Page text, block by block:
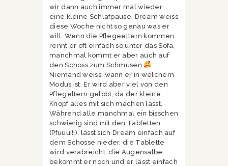
wir dann auch immer mal wieder
eine kleine Schlafpause. Dream weiss
diese Woche nicht so genau was er
will. Wenn die Pflegeeltern kommen,
rennt er oft einfach so unter das Sofa,
manchmal kommt er aber auch auf
den Schoss zum Schmusen
Niemand weiss, wann er in welchem
Modus ist. Er wird aber viel von den
Pflegeltern gelobt, da der kleine
Knopf alles mit sich machen lässt.
Während alle manchmal ein bisschen
schwierig sind mit den Tabletten
(Pfuuui!!), lässt sich Dream einfach auf
dem Schosse nieder, die Tablette
wird verabreicht, die Augensalbe
bekommt er noch und er lässt einfach